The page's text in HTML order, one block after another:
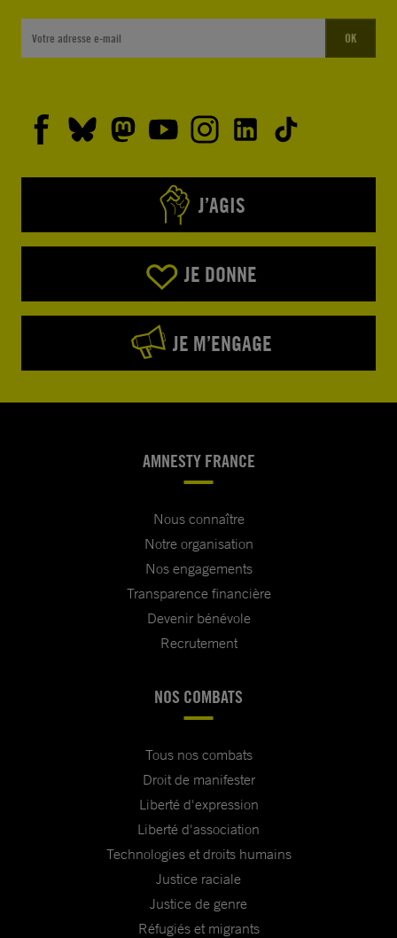
OK
J’AGIS
JE DONNE
JE M’ENGAGE
AMNESTY FRANCE
Nous connaître
Notre organisation
Nos engagements
Transparence financière
Devenir bénévole
Recrutement
NOS COMBATS
Tous nos combats
Droit de manifester
Liberté d'expression
Liberté d'association
Technologies et droits humains
Justice raciale
Justice de genre
Réfugiés et migrants